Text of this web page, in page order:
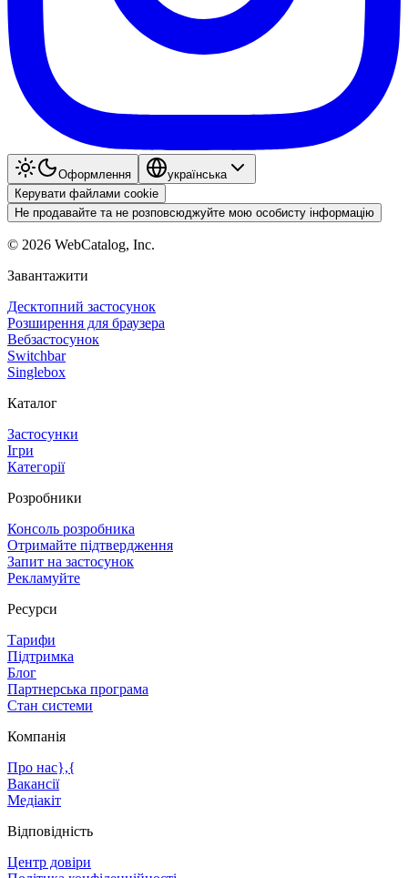
Оформлення
українська
Керувати файлами cookie
Не продавайте та не розповсюджуйте мою особисту інформацію
© 2026 WebCatalog, Inc.
Завантажити
Десктопний застосунок
Розширення для браузера
Вебзастосунок
Switchbar
Singlebox
Каталог
Застосунки
Ігри
Категорії
Розробники
Консоль розробника
Отримайте підтвердження
Запит на застосунок
Рекламуйте
Ресурси
Тарифи
Підтримка
Блог
Партнерська програма
Стан системи
Компанія
Про нас},{
Вакансії
Медіакіт
Відповідність
Центр довіри